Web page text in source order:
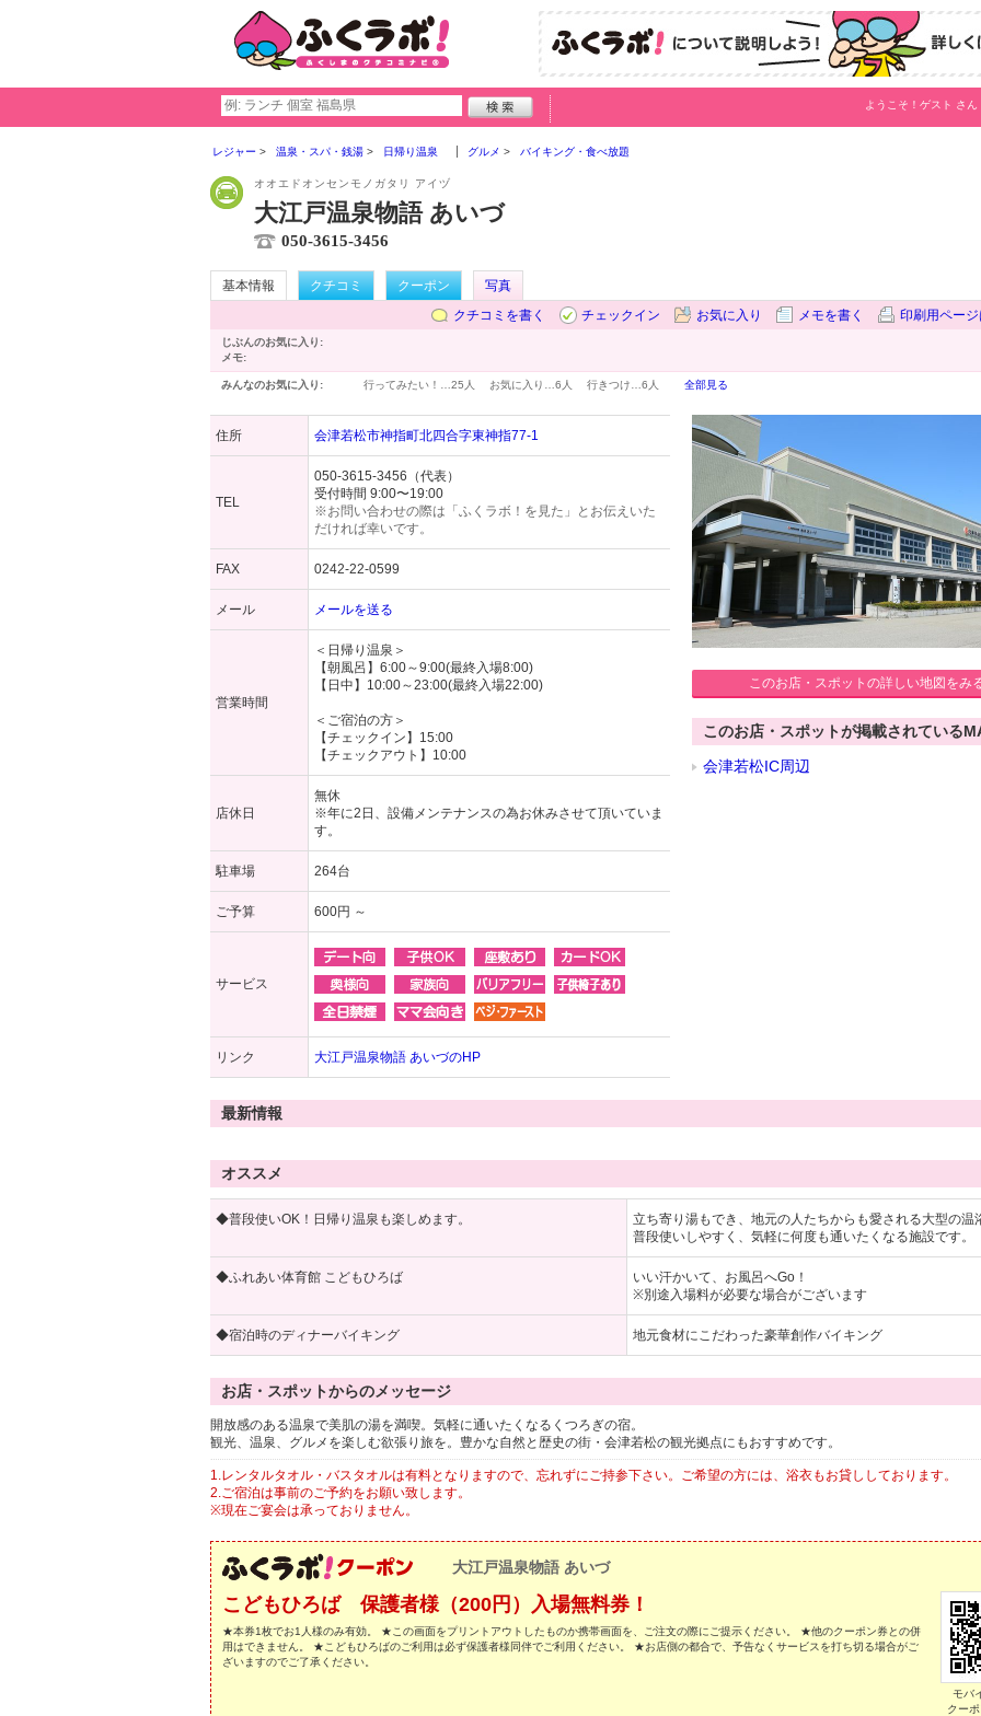
ようこそ！ ゲスト さん
レジャー 温泉・スパ・銭湯 日帰り温泉 グルメ バイキング・食べ放題
オオエドオンセンモノガタリ アイヅ
大江戸温泉物語 あいづ
050-3615-3456
基本情報 クチコミ クーポン
写真
クチコミを書く
チェックイン お気に入り メモを書く 印刷用ページ
じぶんのお気に入り:
メモ:
みんなのお気に入り: 行ってみたい！… 25人 お気に入り… 6人 行きつけ… 6人 全部見る
住所 会津若松市神指町北四合字東神指77-1
TEL
050-3615-3456（代表）
受付時間 9:00〜19:00
※お問い合わせの際は「ふくラボ！を見た」とお伝えいた
だければ幸いです。
FAX 0242-22-0599
メール メールを送る
営業時間
＜日帰り温泉＞
【朝風呂】6:00～9:00(最終入場8:00)
【日中】10:00～23:00(最終入場22:00)
＜ご宿泊の方＞
【チェックイン】15:00
【チェックアウト】10:00
店休日
無休
※年に2日、設備メンテナンスの為お休みさせて頂いていま
す。
駐車場 264台
ご予算 600円 ～
サービス
リンク 大江戸温泉物語 あいづのHP
このお店・スポットの詳しい地図をみ
このお店・スポットが掲載されている
会津若松IC周辺
最新情報
オススメ
◆普段使いOK！日帰り温泉も楽しめます。
立ち寄り湯もでき、地元の人たちからも愛される大型の温
普段使いしやすく、気軽に何度も通いたくなる施設です。
◆ふれあい体育館 こどもひろば
いい汗かいて、お風呂へGo！
※別途入場料が必要な場合がございます
◆宿泊時のディナーバイキング 地元食材にこだわった豪華創作バイキング
お店・スポットからのメッセージ
開放感のある温泉で美肌の湯を満喫。気軽に通いたくなるくつろぎの宿。
観光、温泉、グルメを楽しむ欲張り旅を。豊かな自然と歴史の街・会津若松の観光拠点にもおすすめです。
1.レンタルタオル・バスタオルは有料となりますので、忘れずにご持参下さい。ご希望の方には、浴衣もお貸ししております。
2.ご宿泊は事前のご予約をお願い致します。
※現在ご宴会は承っておりません。
大江戸温泉物語 あいづ
こどもひろば 保護者様（200円）入場無料券！
★本券1枚でお1人様のみ有効。 ★この画面をプリントアウトしたものか携帯画面を、ご注文の際にご提示ください。 ★他のクーポン券との併
用はできません。 ★こどもひろばのご利用は必ず保護者様同伴でご利用ください。 ★お店側の都合で、予告なくサービスを打ち切る場合がご
ざいますのでご了承ください。
モバ
クー